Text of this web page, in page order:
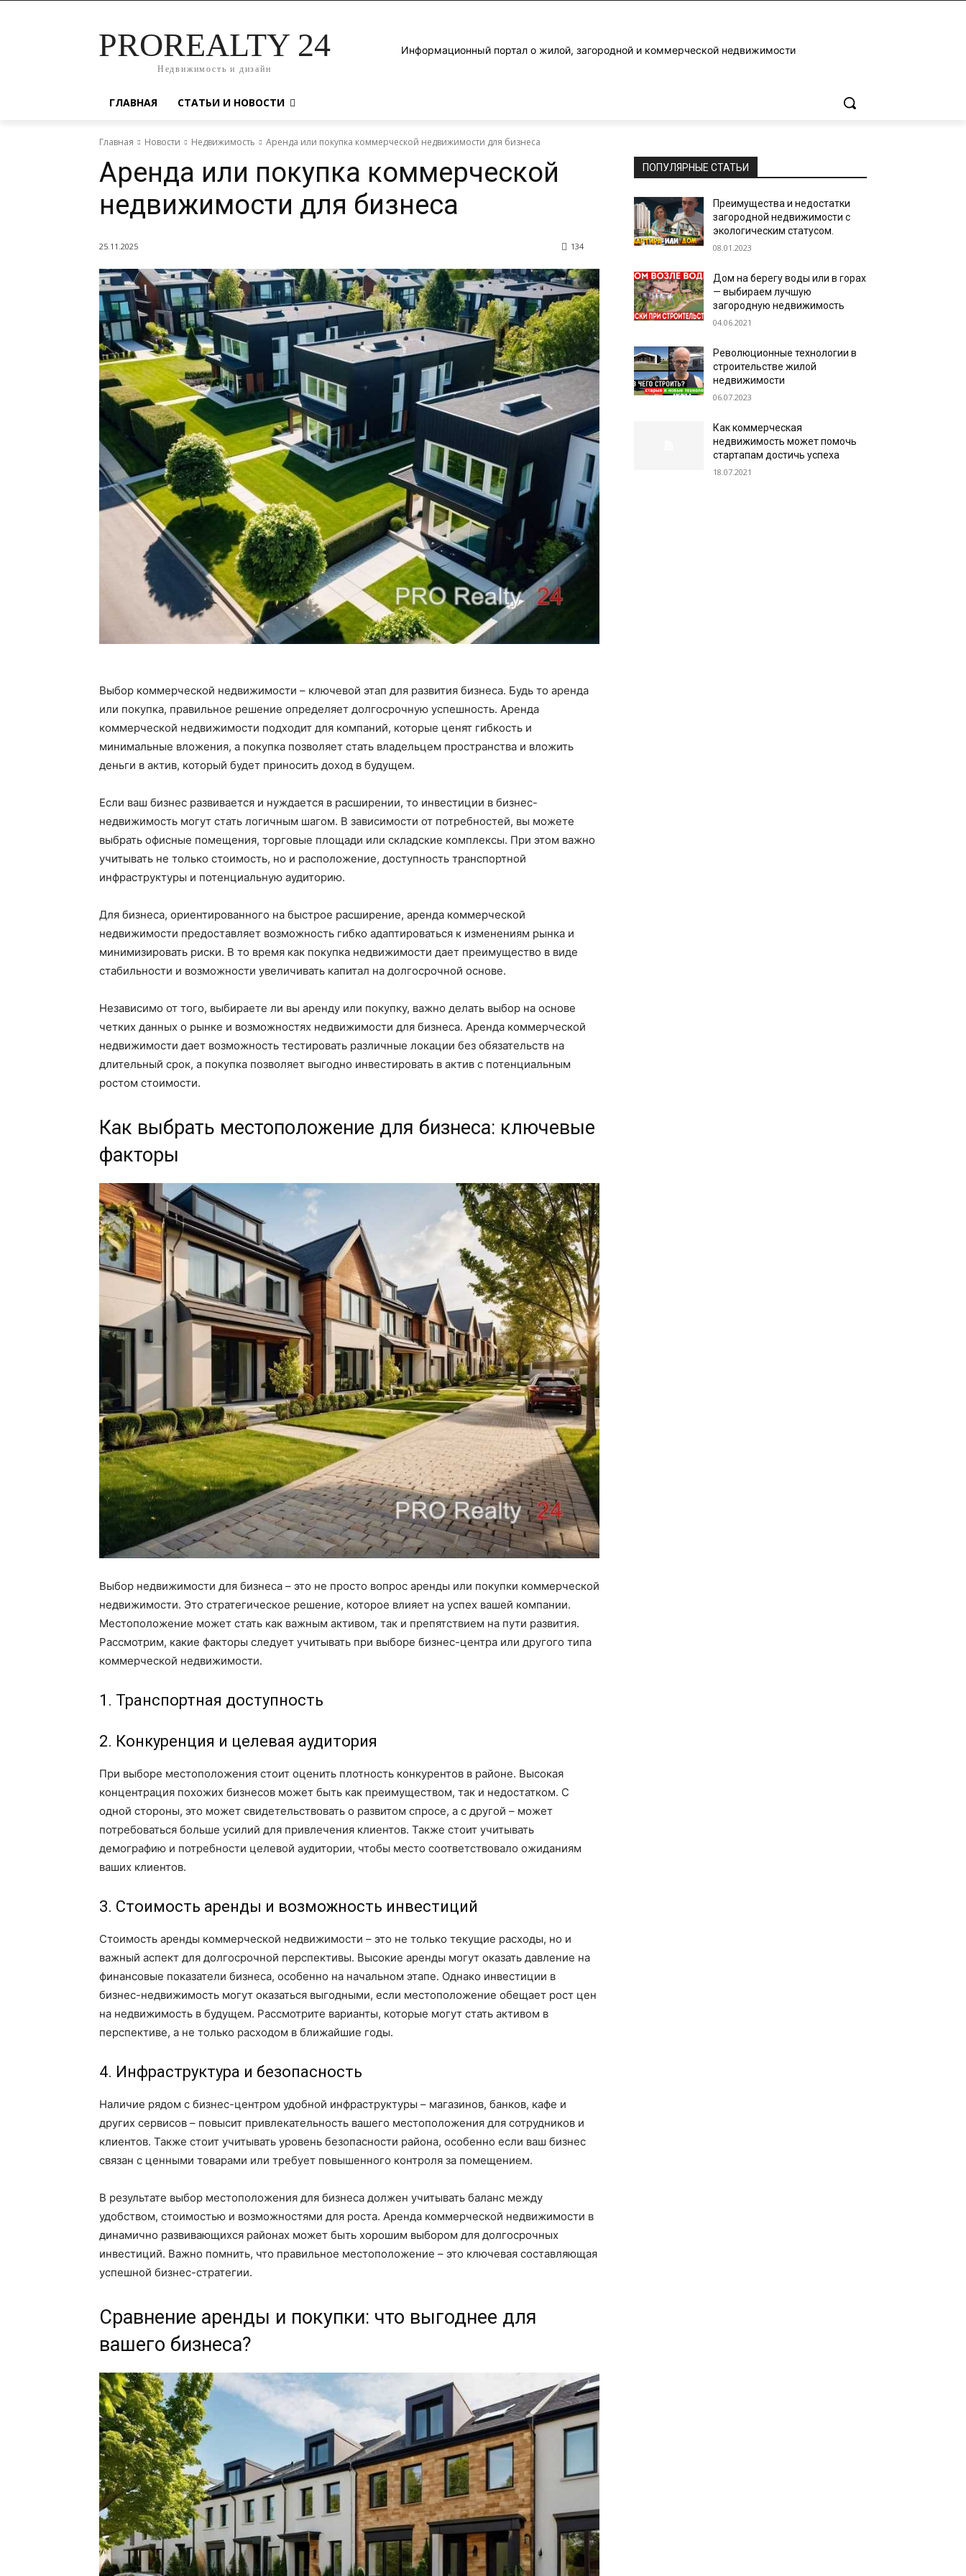
PROREALTY 24
Недвижимость и дизайн
Информационный портал о жилой, загородной и коммерческой недвижимости
ГЛАВНАЯ СТАТЬИ И НОВОСТИ
Главная Новости Недвижимость Аренда или покупка коммерческой недвижимости для бизнеса
Аренда или покупка коммерческой
недвижимости для бизнеса
25.11.2025 134
Выбор коммерческой недвижимости – ключевой этап для развития бизнеса. Будь то аренда
или покупка, правильное решение определяет долгосрочную успешность. Аренда
коммерческой недвижимости подходит для компаний, которые ценят гибкость и
минимальные вложения, а покупка позволяет стать владельцем пространства и вложить
деньги в актив, который будет приносить доход в будущем.
Если ваш бизнес развивается и нуждается в расширении, то инвестиции в бизнес-
недвижимость могут стать логичным шагом. В зависимости от потребностей, вы можете
выбрать офисные помещения, торговые площади или складские комплексы. При этом важно
учитывать не только стоимость, но и расположение, доступность транспортной
инфраструктуры и потенциальную аудиторию.
Для бизнеса, ориентированного на быстрое расширение, аренда коммерческой
недвижимости предоставляет возможность гибко адаптироваться к изменениям рынка и
минимизировать риски. В то время как покупка недвижимости дает преимущество в виде
стабильности и возможности увеличивать капитал на долгосрочной основе.
Независимо от того, выбираете ли вы аренду или покупку, важно делать выбор на основе
четких данных о рынке и возможностях недвижимости для бизнеса. Аренда коммерческой
недвижимости дает возможность тестировать различные локации без обязательств на
длительный срок, а покупка позволяет выгодно инвестировать в актив с потенциальным
ростом стоимости.
Как выбрать местоположение для бизнеса: ключевые
факторы
Выбор недвижимости для бизнеса – это не просто вопрос аренды или покупки коммерческой
недвижимости. Это стратегическое решение, которое влияет на успех вашей компании.
Местоположение может стать как важным активом, так и препятствием на пути развития.
Рассмотрим, какие факторы следует учитывать при выборе бизнес-центра или другого типа
коммерческой недвижимости.
1. Транспортная доступность
2. Конкуренция и целевая аудитория
При выборе местоположения стоит оценить плотность конкурентов в районе. Высокая
концентрация похожих бизнесов может быть как преимуществом, так и недостатком. С
одной стороны, это может свидетельствовать о развитом спросе, а с другой – может
потребоваться больше усилий для привлечения клиентов. Также стоит учитывать
демографию и потребности целевой аудитории, чтобы место соответствовало ожиданиям
ваших клиентов.
3. Стоимость аренды и возможность инвестиций
Стоимость аренды коммерческой недвижимости – это не только текущие расходы, но и
важный аспект для долгосрочной перспективы. Высокие аренды могут оказать давление на
финансовые показатели бизнеса, особенно на начальном этапе. Однако инвестиции в
бизнес-недвижимость могут оказаться выгодными, если местоположение обещает рост цен
на недвижимость в будущем. Рассмотрите варианты, которые могут стать активом в
перспективе, а не только расходом в ближайшие годы.
4. Инфраструктура и безопасность
Наличие рядом с бизнес-центром удобной инфраструктуры – магазинов, банков, кафе и
других сервисов – повысит привлекательность вашего местоположения для сотрудников и
клиентов. Также стоит учитывать уровень безопасности района, особенно если ваш бизнес
связан с ценными товарами или требует повышенного контроля за помещением.
В результате выбор местоположения для бизнеса должен учитывать баланс между
удобством, стоимостью и возможностями для роста. Аренда коммерческой недвижимости в
динамично развивающихся районах может быть хорошим выбором для долгосрочных
инвестиций. Важно помнить, что правильное местоположение – это ключевая составляющая
успешной бизнес-стратегии.
Сравнение аренды и покупки: что выгоднее для
вашего бизнеса?
ПОПУЛЯРНЫЕ СТАТЬИ
Преимущества и недостатки
загородной недвижимости с
экологическим статусом.
08.01.2023
Дом на берегу воды или в горах
— выбираем лучшую
загородную недвижимость
04.06.2021
Революционные технологии в
строительстве жилой
недвижимости
06.07.2023
Как коммерческая
недвижимость может помочь
стартапам достичь успеха
18.07.2021